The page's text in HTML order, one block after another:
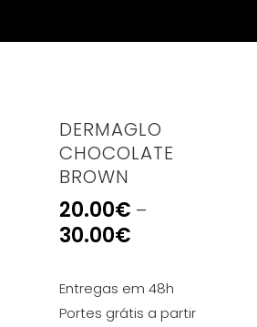
DERMAGLO
CHOCOLATE
BROWN
20.00€ –
30.00€
Entregas em 48h
Portes grátis a partir